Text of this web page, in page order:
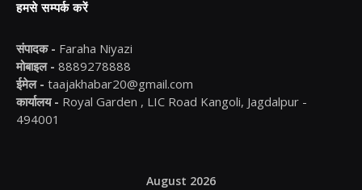
हमसे सम्पर्क करें
संपादक - Faraha Niyazi
मोबाइल - 8889278888
ईमेल - taajakhabar20@gmail.com
कार्यालय - Royal Garden , LIC Road Kangoli, Jagdalpur -
494001
August 2026